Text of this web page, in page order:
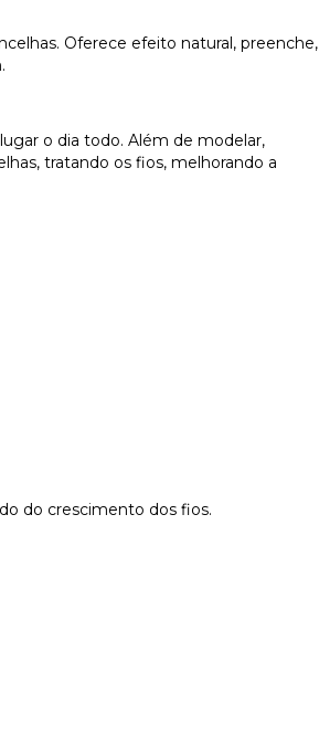
Oferece efeito natural, preenche,
o dia todo. Além de modelar,
tratando os fios, melhorando a
do crescimento dos fios.